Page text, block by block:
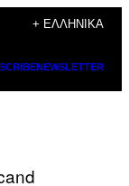
+ ΕΛΛΗΝΙΚΆ
NEWSLETTER